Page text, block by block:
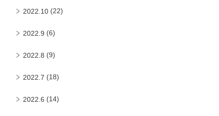
2022.10 (22)
2022.9 (6)
2022.8 (9)
2022.7 (18)
2022.6 (14)